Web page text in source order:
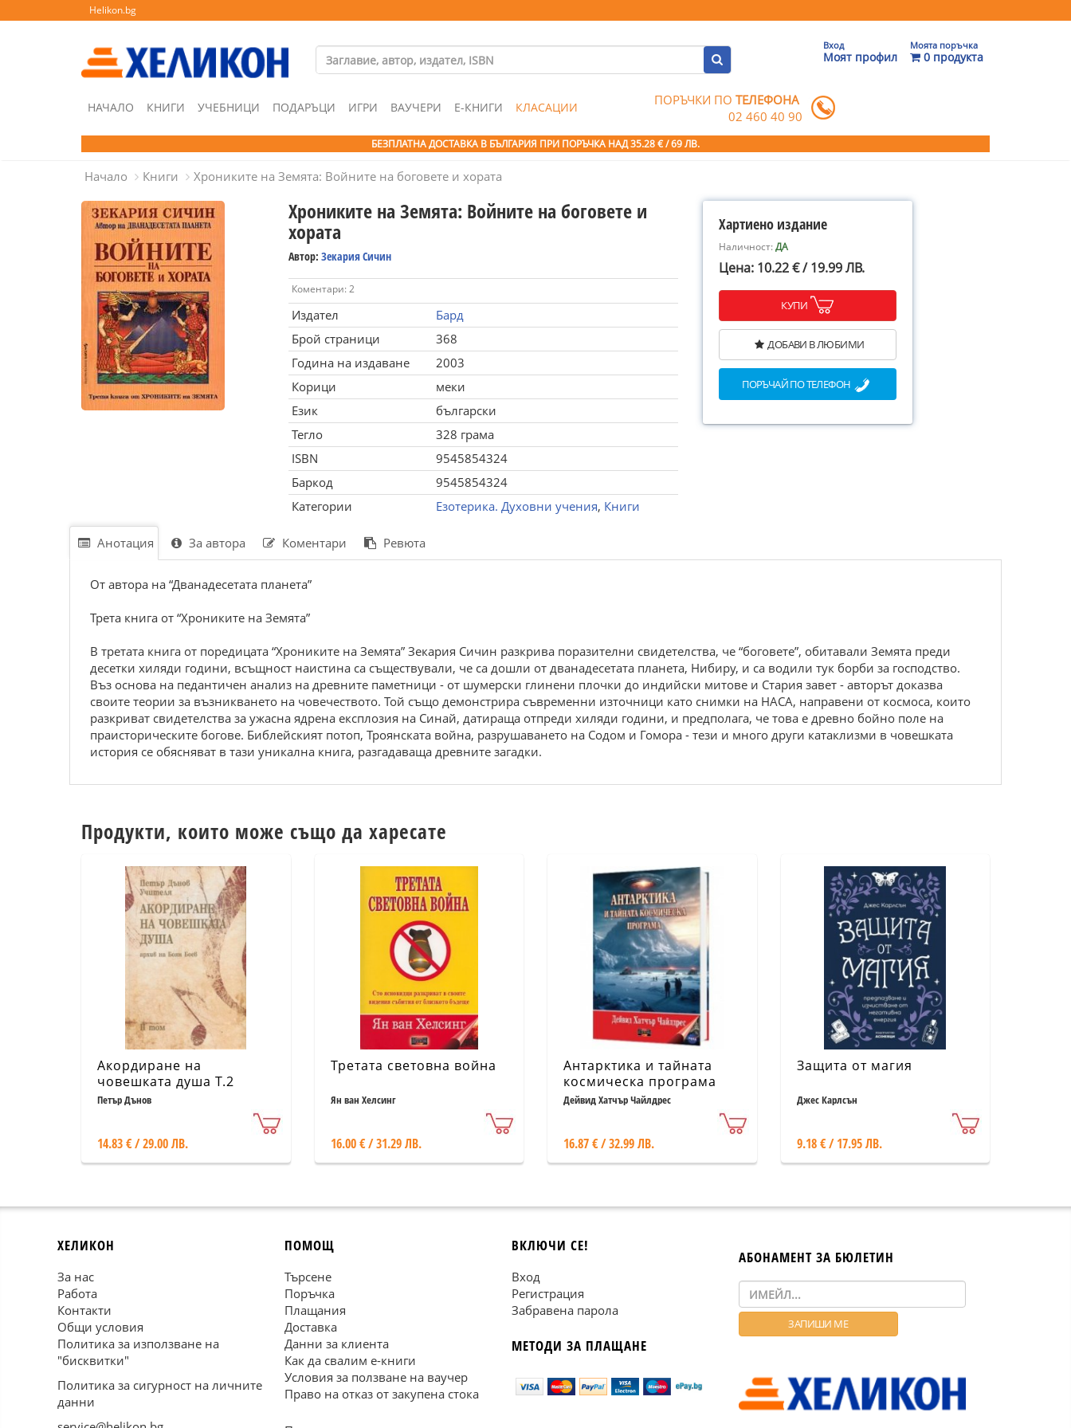
Helikon.bg
Вход
Моят профил
Моята поръчка
0 продукта
НАЧАЛО КНИГИ УЧЕБНИЦИ ПОДАРЪЦИ ИГРИ ВАУЧЕРИ Е-КНИГИ КЛАСАЦИИ ПОРЪЧКИ ПОТЕЛЕФОНА
02 460 40 90
БЕЗПЛАТНА ДОСТАВКА В БЪЛГАРИЯ ПРИ ПОРЪЧКА НАД 35.28 € / 69 ЛВ.
Начало Книги Хрониките на Земята: Войните на боговете и хората
Хрониките на Земята: Войните на боговете и
хората
Автор: Зекария Сичин
Коментари: 2
Издател
Бард
Брой страници
368
Година на издаване
2003
Корици
меки
Език
български
Тегло
328 грама
ISBN
9545854324
Баркод
9545854324
Категории
Езотерика. Духовни учения, Книги
Хартиено издание
Наличност:ДА
Цена: 10.22 € / 19.99 ЛВ.
КУПИ
ДОБАВИ В ЛЮБИМИ
ПОРЪЧАЙ ПО ТЕЛЕФОН
Анотация За автора Коментари Ревюта
От автора на “Дванадесетата планета”
Трета книга от “Хрониките на Земята”
В третата книга от поредицата “Хрониките на Земята” Зекария Сичин разкрива поразителни свидетелства, че “боговете”, обитавали Земята преди
десетки хиляди години, всъщност наистина са съществували, че са дошли от дванадесетата планета, Нибиру, и са водили тук борби за господство.
Въз основа на педантичен анализ на древните паметници - от шумерски глинени плочки до индийски митове и Стария завет - авторът доказва
своите теории за възникването на човечеството. Той също демонстрира съвременни източници като снимки на НАСА, направени от космоса, които
разкриват свидетелства за ужасна ядрена експлозия на Синай, датираща отпреди хиляди години, и предполага, че това е древно бойно поле на
праисторическите богове. Библейският потоп, Троянската война, разрушаването на Содом и Гомора - тези и много други катаклизми в човешката
история се обясняват в тази уникална книга, разгадаваща древните загадки.
Продукти, които може също да харесате
Акордиране на
човешката душа Т.2
Петър Дънов
14.83 € / 29.00 ЛВ.
Третата световна война
Ян ван Хелсинг
16.00 € / 31.29 ЛВ.
Антарктика и тайната
космическа програма
Дейвид Хатчър Чайлдрес
16.87 € / 32.99 ЛВ.
Защита от магия
Джес Карлсън
9.18 € / 17.95 ЛВ.
ХЕЛИКОН
За нас
Работа
Контакти
Общи условия
Политика за използване на
"бисквитки"
Политика за сигурност на личните
данни
ПОМОЩ
Търсене
Поръчка
Плащания
Доставка
Данни за клиента
Как да свалим е-книги
Условия за ползване на ваучер
Право на отказ от закупена стока
ВКЛЮЧИ СЕ!
Вход
Регистрация
Забравена парола
МЕТОДИ ЗА ПЛАЩАНЕ
АБОНАМЕНТ ЗА БЮЛЕТИН